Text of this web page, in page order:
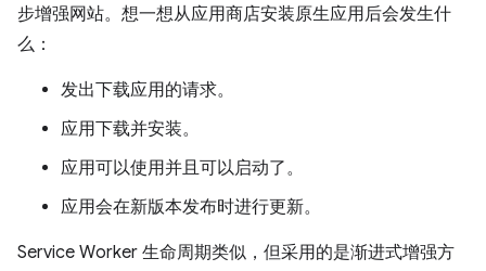
步增强网站。想一想从应用商店安装原生应用后会发生什
么：
发出下载应用的请求。
应用下载并安装。
应用可以使用并且可以启动了。
应用会在新版本发布时进行更新。
Service Worker 生命周期类似，但采用的是渐进式增强方